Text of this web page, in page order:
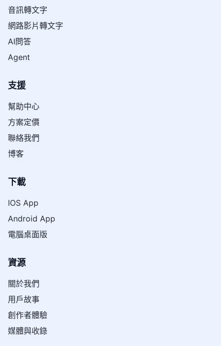
音訊轉文字
網路影片轉文字
AI問答
Agent
支援
幫助中心
方案定價
聯絡我們
博客
下載
IOS App
Android App
電腦桌面版
資源
關於我們
用戶故事
創作者體驗
媒體與收錄